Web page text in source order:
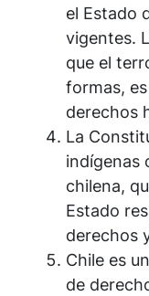
el Estado
vigentes.
que el
formas,
derechos
La
indígenas
chilena,
Estado
derechos
Chile es
de